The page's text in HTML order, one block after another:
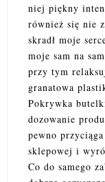
niej piękny
również się nie
skradł moje
moje sam na
przy tym
granatowa
Pokrywka
dozowanie
pewno
sklepowej i
Co do samego